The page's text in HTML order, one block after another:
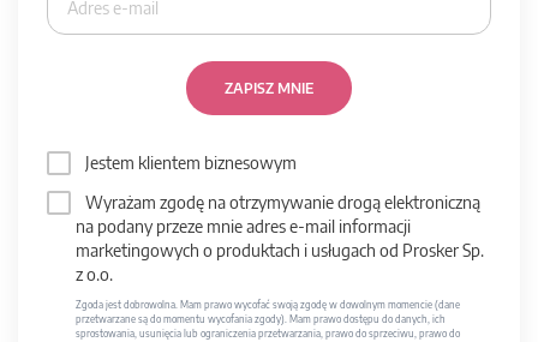
ZAPISZ MNIE
Jestem klientem biznesowym
Wyrażam zgodę na otrzymywanie drogą elektroniczną
na podany przeze mnie adres e-mail informacji
marketingowych o produktach i usługach od Prosker Sp.
z o.o.
Zgoda jest dobrowolna. Mam prawo wycofać swoją zgodę w dowolnym momencie (dane
przetwarzane są do momentu wycofania zgody). Mam prawo dostępu do danych, ich
sprostowania, usunięcia lub ograniczenia przetwarzania, prawo do sprzeciwu, prawo do